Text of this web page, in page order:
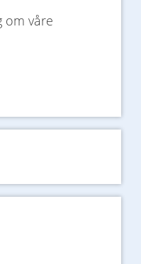
om våre